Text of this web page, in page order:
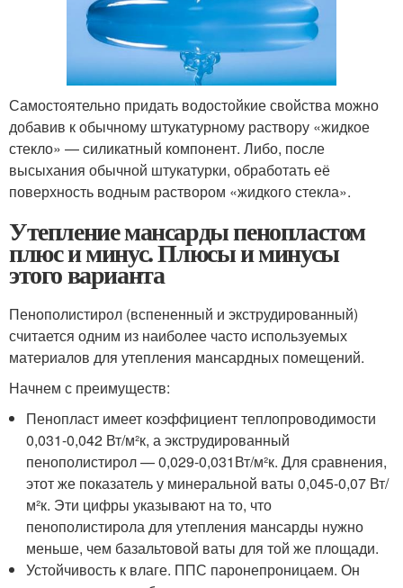
Самостоятельно придать водостойкие свойства можно
добавив к обычному штукатурному раствору «жидкое
стекло» — силикатный компонент. Либо, после
высыхания обычной штукатурки, обработать её
поверхность водным раствором «жидкого стекла».
Утепление мансарды пенопластом
плюс и минус. Плюсы и минусы
этого варианта
Пенополистирол (вспененный и экструдированный)
считается одним из наиболее часто используемых
материалов для утепления мансардных помещений.
Начнем с преимуществ:
Пенопласт имеет коэффициент теплопроводимости
0,031-0,042 Вт/м²к, а экструдированный
пенополистирол — 0,029-0,031Вт/м²к. Для сравнения,
этот же показатель у минеральной ваты 0,045-0,07 Вт/
м²к. Эти цифры указывают на то, что
пенополистирола для утепления мансарды нужно
меньше, чем базальтовой ваты для той же площади.
Устойчивость к влаге. ППС паронепроницаем. Он